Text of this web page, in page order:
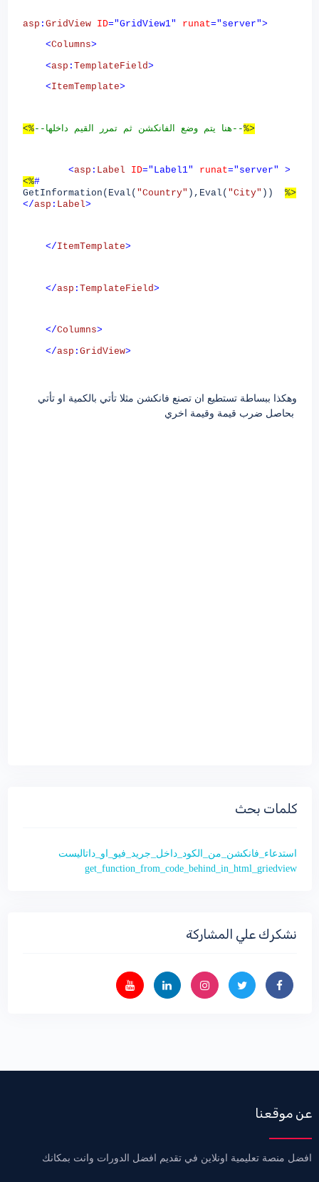
asp : GridView ID="GridView1" runat="server">
<Columns>
<asp : TemplateField>
<ItemTemplate>
<%--هنا يتم وضع الفانكشن ثم تمرر القيم داخلها--%>
<asp : Label ID="Label1" runat="server"
>
<%#
GetInformation(Eval( "Country" ),Eval( "City" ))
%>
</asp : Label>
</ItemTemplate>
</asp : TemplateField>
</Columns>
</asp : GridView>
وهكذا ببساطة تستطيع ان تصنع فانكشن مثلا تأتي بالكمية او تأتي
كلمات بحث
استدعاء_فانكشن_من_الكود_داخل_جريد_فيو_او_داتاليست
get_function_from_code_behind_in_html_griedview
نشكرك علي المشاركة
عن موقعنا
افضل منصة تعليمية اونلاين في تقديم افضل الدورات وانت بمكانك